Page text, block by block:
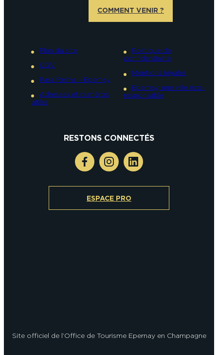
COMMENT VENIR ?
Plan du site
CGV
Pass Reims – Epernay
Adresses et numéros
utiles
Politique de
confidentialité
Mentions légales
Epernay, une ville éco-
responsable
RESTONS CONNECTÉS
ESPACE PRO
Site officiel de l’Office de Tourisme Epernay en Champagne